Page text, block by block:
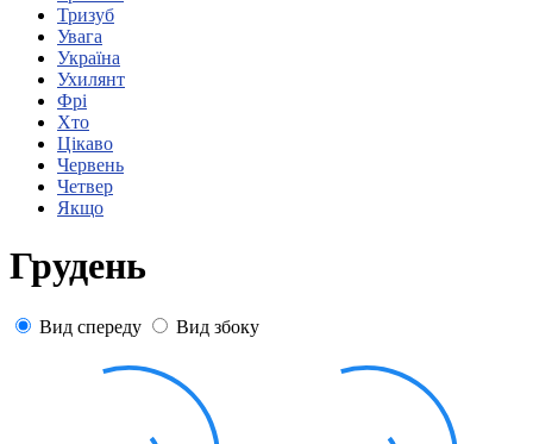
Статут УТОГ
Нормативна база УТОГ
Конвенція ООН
Законодавство
Міжнародні документи
Тризуб
Увага
Україна
Ухилянт
Фрі
Хто
Цікаво
Червень
Четвер
Якщо
Грудень
Вид спереду Вид збоку